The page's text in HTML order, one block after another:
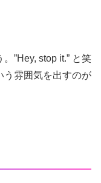
”Hey, stop it.” と笑
う雰囲気を出すのが